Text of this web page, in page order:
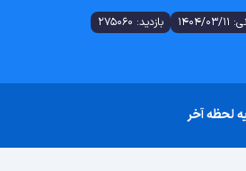
11 بازدید: 275060
لحظه آخر